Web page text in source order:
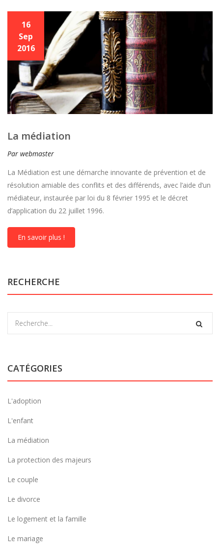
16
Sep
2016
La médiation
Par webmaster
La Médiation est une démarche innovante de prévention et de
résolution amiable des conflits et des différends, avec l’aide d’un
médiateur, instaurée par loi du 8 février 1995 et le décret
d’application du 22 juillet 1996.
En savoir plus !
RECHERCHE
CATÉGORIES
L'adoption
L'enfant
La médiation
La protection des majeurs
Le couple
Le divorce
Le logement et la famille
Le mariage